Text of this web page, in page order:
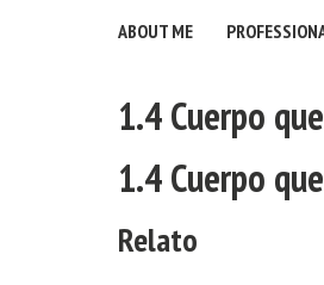
ABOUT ME
1.4 Cuerpo
1.4 Cuerpo
Relato